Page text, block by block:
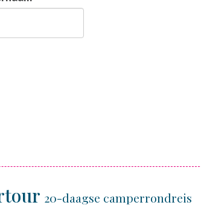
20-daagse camperrondreis